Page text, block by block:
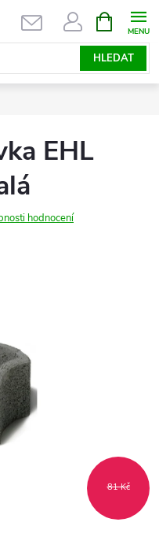
HLEDAT
NÁKUPNÍ
KOŠÍK
EHL
hodnocení
81 Kč